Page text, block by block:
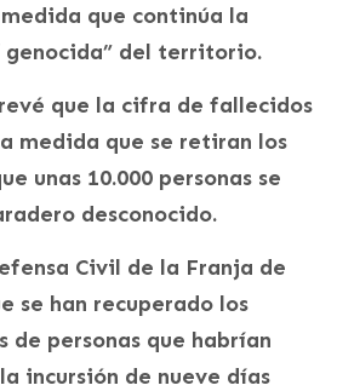
que continúa la
genocida” del territorio.
que la cifra de fallecidos
medida que se retiran los
unas 10.000 personas se
desconocido.
Civil de la Franja de
se han recuperado los
de personas que habrían
incursión de nueve días